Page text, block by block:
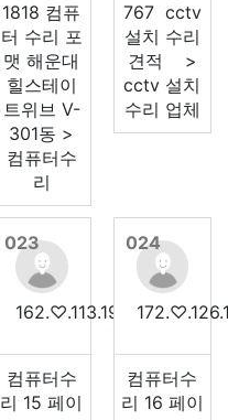
1818 컴퓨
터 수리 포
맷 해운대
힐스테이
트위브 V-
301동 >
컴퓨터수
리
767 cctv
설치 수리
견적 >
cctv 설치
수리 업체
023
162.♡.113.19
컴퓨터수
리 15 페이
024
컴퓨터수
리 16 페이